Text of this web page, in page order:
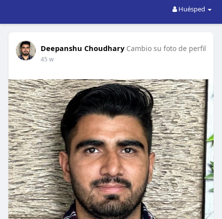
Huésped
Deepanshu Choudhary Cambio su foto de perfil
45 w